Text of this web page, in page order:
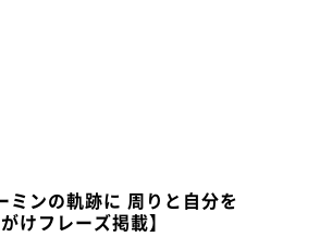
ミンの軌跡に 周りと自分を
けフレーズ掲載】